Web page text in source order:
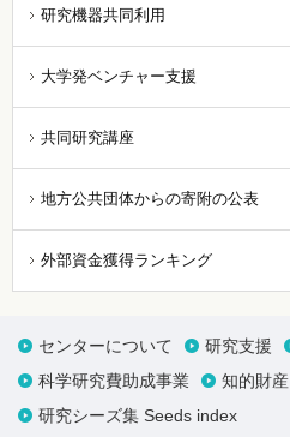
研究機器共同利用
大学発ベンチャー支援
共同研究講座
地方公共団体からの寄附の公表
外部資金獲得ランキング
センターについて 研究支援
科学研究費助成事業
知的財産
研究シーズ集 Seeds index